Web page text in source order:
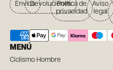
EnvíosDevolucionesPolítica de
privacidad
Aviso
legal
MENÚ
Ciclismo Hombre